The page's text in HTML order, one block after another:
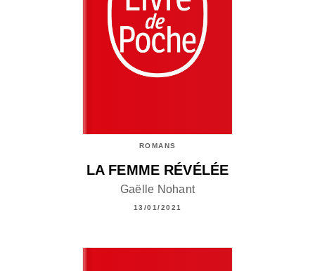
ROMANS
LA FEMME RÉVÉLÉE
Gaëlle Nohant
13/01/2021